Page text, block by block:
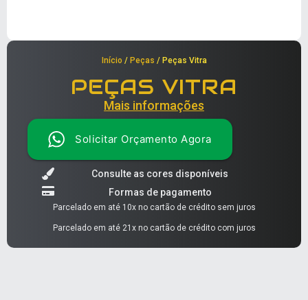
Início / Peças / Peças Vitra
PEÇAS VITRA
Mais informações
Solicitar Orçamento Agora
Consulte as cores disponíveis
Formas de pagamento
Parcelado em até 10x no cartão de crédito sem juros
Parcelado em até 21x no cartão de crédito com juros